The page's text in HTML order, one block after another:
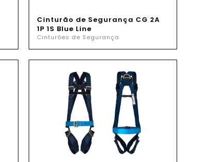
Cinturão de Segurança CG 2A
1P 1S Blue Line
Cinturões de Segurança